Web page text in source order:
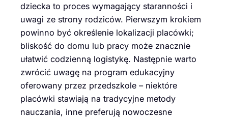
dziecka to proces wymagający staranności i
uwagi ze strony rodziców. Pierwszym krokiem
powinno być określenie lokalizacji placówki;
bliskość do domu lub pracy może znacznie
ułatwić codzienną logistykę. Następnie warto
zwrócić uwagę na program edukacyjny
oferowany przez przedszkole – niektóre
placówki stawiają na tradycyjne metody
nauczania, inne preferują nowoczesne